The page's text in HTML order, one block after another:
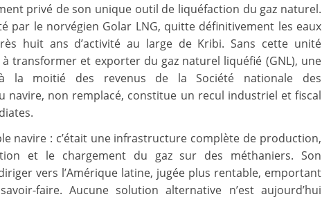
privé de son unique outil de liquéfaction du gaz naturel.
par le norvégien Golar LNG, quitte définitivement les eaux
huit ans d’activité au large de Kribi. Sans cette unité
transformer et exporter du gaz naturel liquéfié (GNL), une
la moitié des revenus de la Société nationale des
navire, non remplacé, constitue un recul industriel et fiscal
navire : c’était une infrastructure complète de production,
et le chargement du gaz sur des méthaniers. Son
vers l’Amérique latine, jugée plus rentable, emportant
faire. Aucune solution alternative n’est aujourd’hui